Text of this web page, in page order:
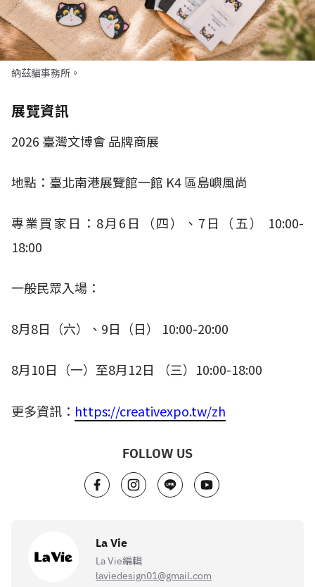
納茲貓事務所。
展覽資訊
2026 臺灣文博會 品牌商展
地點：臺北南港展覽館一館 K4區島嶼風尚
專業買家日： 8月 6 日（四）、 7 日（五）
10:00-
18:00​
一般民眾入場：
8月8日（六）、 9日（日） 10:00-20:00
8月10日（一）至8月12日 （三） 10:00-18:00
更多資訊： https://creativexpo.tw/zh
FOLLOW US
La Vie
La Vie編輯
laviedesign01@gmail.com